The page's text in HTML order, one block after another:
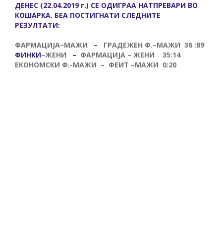
ДЕНЕС (22.04.2019 г.) СЕ ОДИГРАА НАТПРЕВАРИ ВО
КОШАРКА. БЕА ПОСТИГНАТИ СЛЕДНИТЕ
РЕЗУЛТАТИ:
ФАРМАЦИЈА–МАЖИ – ГРАДЕЖЕН Ф.–МАЖИ 36 :89
ФИНКИ–ЖЕНИ – ФАРМАЦИЈА – ЖЕНИ 35:14
ЕКОНОМСКИ Ф.-МАЖИ – ФЕИТ –МАЖИ 0:20